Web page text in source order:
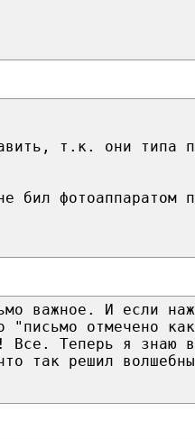
т.к. они типа
бил фотоаппаратом
важное. И если
"письмо отмечено
Все. Теперь я знаю
так решил